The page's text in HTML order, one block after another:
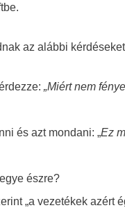
az alábbi
„Miért nem
és azt mondani: „Ez
észre?
„a vezetékek azért